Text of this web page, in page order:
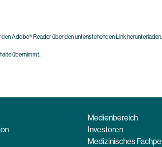
Adobe® Reader über den untenstehenden Link
übernimmt.
Medienbereich
Investoren
Medizinisches